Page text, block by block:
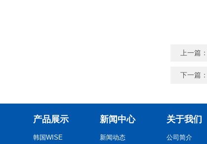
上一篇
下一篇
产品展示
韩国WISE
新闻中心
新闻动态
关于我们
公司简介